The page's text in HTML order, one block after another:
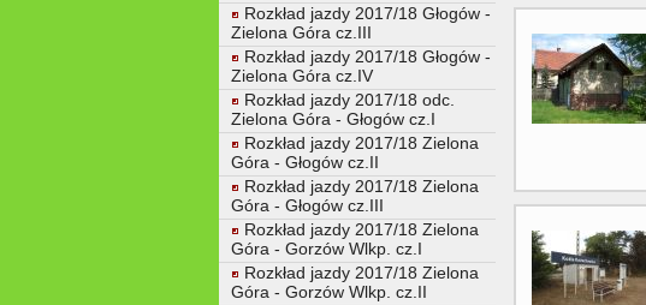
Rozkład jazdy 2017/18 Głogów -
Zielona Góra cz.III
Rozkład jazdy 2017/18 Głogów -
Zielona Góra cz.IV
Rozkład jazdy 2017/18 odc.
Zielona Góra - Głogów cz.I
Rozkład jazdy 2017/18 Zielona
Góra - Głogów cz.II
Rozkład jazdy 2017/18 Zielona
Góra - Głogów cz.III
Rozkład jazdy 2017/18 Zielona
Góra - Gorzów Wlkp. cz.I
Rozkład jazdy 2017/18 Zielona
Góra - Gorzów Wlkp. cz.II